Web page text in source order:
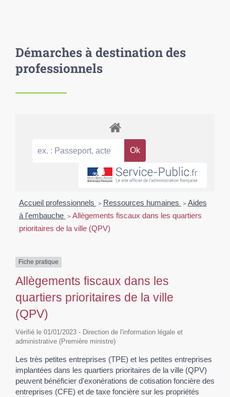
Démarches à destination des
professionnels
Accueil professionnels > Ressources humaines > Aides
à l'embauche > Allègements fiscaux dans les quartiers
prioritaires de la ville (QPV)
Fiche pratique
Allègements fiscaux dans les
quartiers prioritaires de la ville
(QPV)
Vérifié le 01/01/2023 - Direction de l'information légale et
administrative (Première ministre)
Les très petites entreprises (TPE) et les petites entreprises
implantées dans les quartiers prioritaires de la ville (QPV)
peuvent bénéficier d'exonérations de cotisation foncière des
entreprises (CFE) et de taxe foncière sur les propriétés